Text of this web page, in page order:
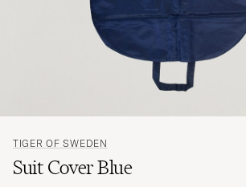
TIGER OF SWEDEN
Suit Cover Blue